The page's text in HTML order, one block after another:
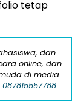
tetap
dan
online, dan
di media
087815557788.